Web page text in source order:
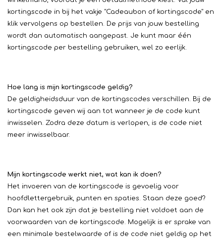
kortingscode in bij het vakje "Cadeaubon of kortingscode" en
klik vervolgens op bestellen. De prijs van jouw bestelling
wordt dan automatisch aangepast. Je kunt maar één
kortingscode per bestelling gebruiken, wel zo eerlijk.
Hoe lang is mijn kortingscode geldig?
De geldigheidsduur van de kortingscodes verschillen. Bij de
kortingscode geven wij aan tot wanneer je de code kunt
inwisselen. Zodra deze datum is verlopen, is de code niet
meer inwisselbaar.
Mijn kortingscode werkt niet, wat kan ik doen?
Het invoeren van de kortingscode is gevoelig voor
hoofdlettergebruik, punten en spaties. Staan deze goed?
Dan kan het ook zijn dat je bestelling niet voldoet aan de
voorwaarden van de kortingscode. Mogelijk is er sprake van
een minimale bestelwaarde of is de code niet geldig op het